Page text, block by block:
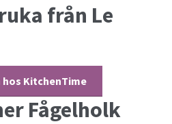
från Le
hos KitchenTime
Fågelholk